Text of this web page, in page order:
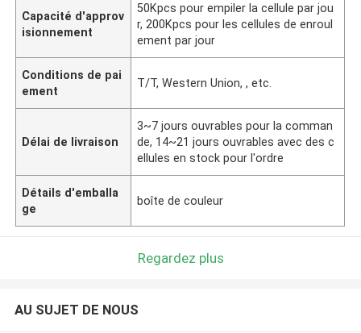
Capacité d'approv
isionnement
50Kpcs pour empiler la cellule par jou
r, 200Kpcs pour les cellules de enroul
ement par jour
Conditions de pai
ement
T/T, Western Union, , etc.
Délai de livraison
3~7 jours ouvrables pour la comman
de, 14~21 jours ouvrables avec des c
ellules en stock pour l'ordre
Détails d'emballa
ge
boîte de couleur
Regardez plus
AU SUJET DE NOUS